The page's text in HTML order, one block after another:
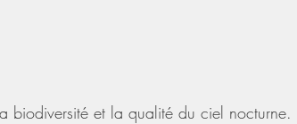
biodiversité et la qualité du ciel